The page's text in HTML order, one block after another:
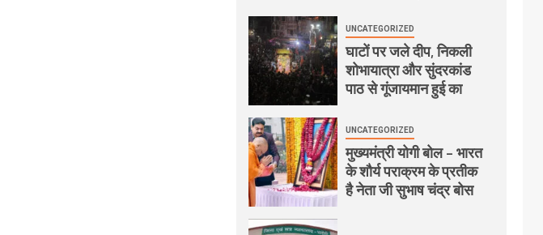
UNCATEGORIZED
घाटों पर जले दीप, निकली
शोभायात्रा और सुंदरकांड
पाठ से गूंजायमान हुई का
UNCATEGORIZED
मुख्यमंत्री योगी बोल – भारत
के शौर्य पराक्रम के प्रतीक
है नेता जी सुभाष चंद्र बोस